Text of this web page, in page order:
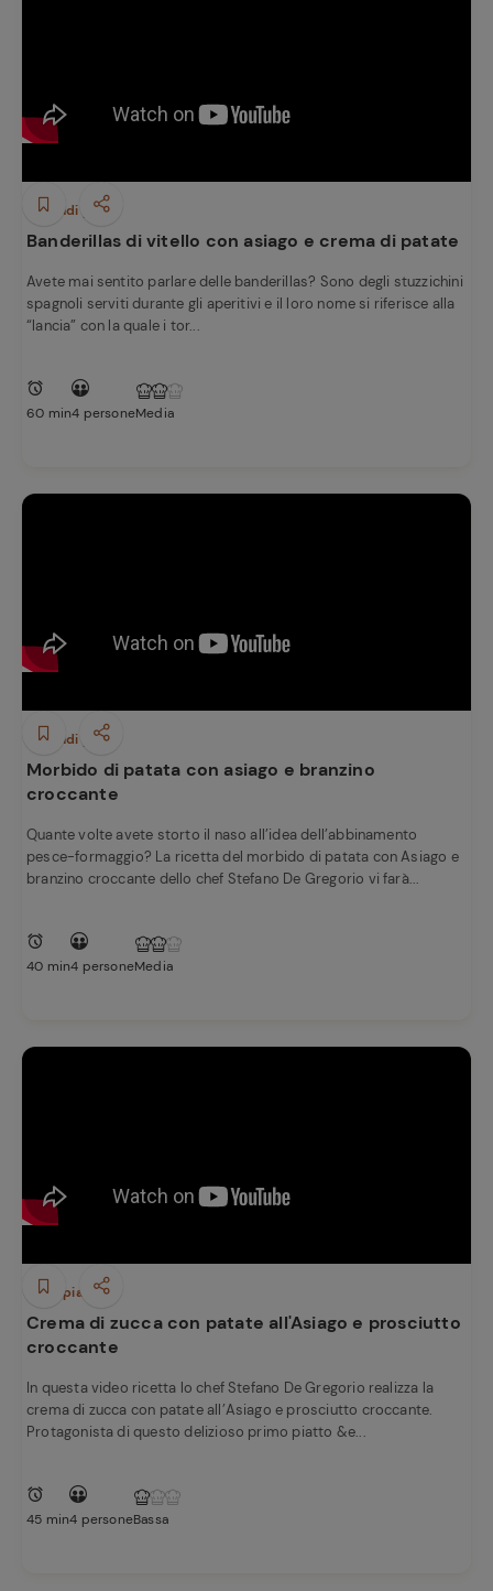
Secondi piatti
Banderillas di vitello con asiago e crema di patate
Avete mai sentito parlare delle banderillas? Sono degli stuzzichini
spagnoli serviti durante gli aperitivi e il loro nome si riferisce alla
“lancia” con la quale i tor...
60 min4 personeMedia
Secondi piatti
Morbido di patata con asiago e branzino
croccante
Quante volte avete storto il naso all’idea dell’abbinamento
pesce-formaggio? La ricetta del morbido di patata con Asiago e
branzino croccante dello chef Stefano De Gregorio vi farà...
40 min4 personeMedia
Primi piatti
Crema di zucca con patate all'Asiago e prosciutto
croccante
In questa video ricetta lo chef Stefano De Gregorio realizza la
crema di zucca con patate all’Asiago e prosciutto croccante.
Protagonista di questo delizioso primo piatto &e...
45 min4 personeBassa